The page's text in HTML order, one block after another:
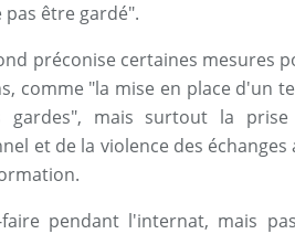
être gardé".
préconise certaines mesures
comme "la mise en place d'un
gardes", mais surtout la
et de la violence des échanges
pendant l'internat, mais